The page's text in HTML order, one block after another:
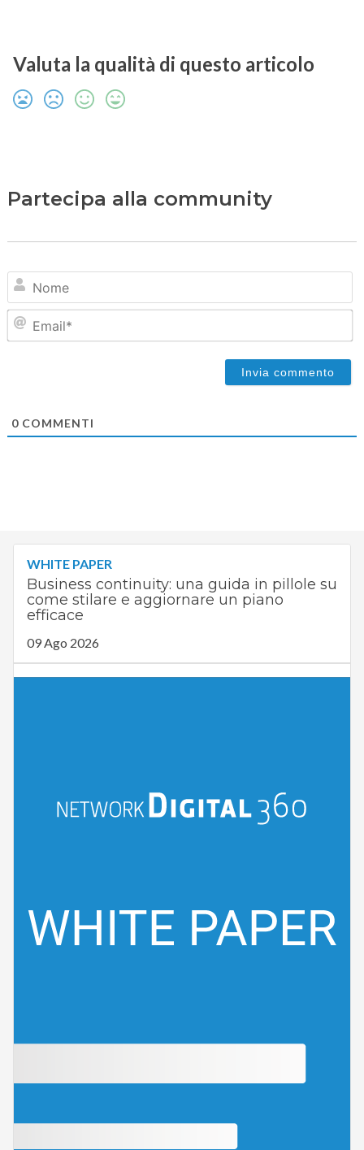
Valuta la qualità di questo articolo
Partecipa alla community
0COMMENTI
WHITE PAPER
Business continuity: una guida in pillole su
come stilare e aggiornare un piano
efficace
09 Ago 2026